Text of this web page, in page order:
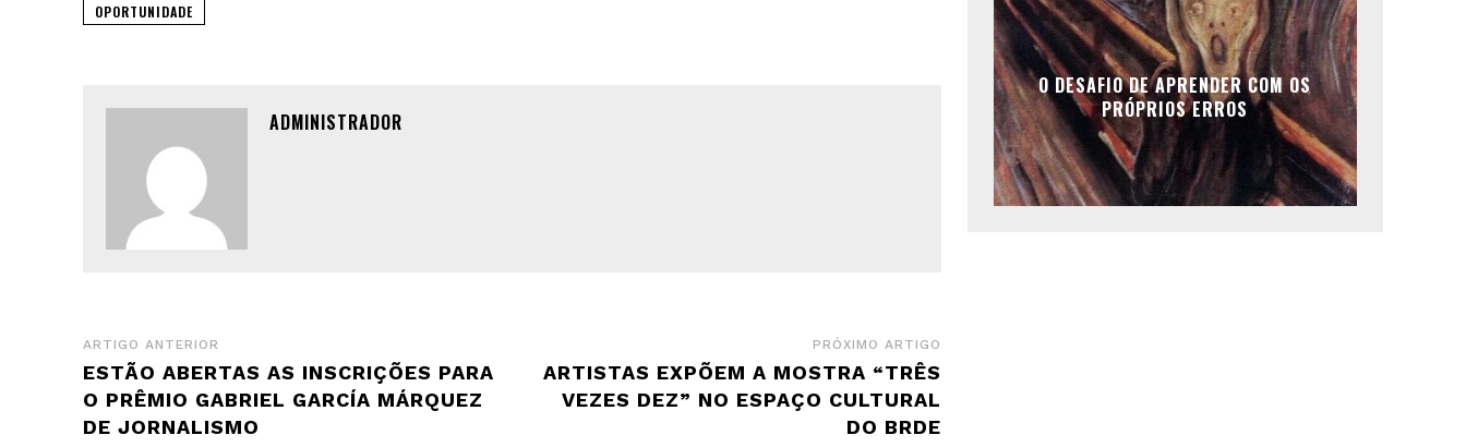
OPORTUNIDADE
ADMINISTRADOR
ARTIGO ANTERIOR
ESTÃO ABERTAS AS INSCRIÇÕES PARA
O PRÊMIO GABRIEL GARCÍA MÁRQUEZ
DE JORNALISMO
PRÓXIMO ARTIGO
ARTISTAS EXPÕEM A MOSTRA “TRÊS
VEZES DEZ” NO ESPAÇO CULTURAL
DO BRDE
O DESAFIO DE APRENDER COM OS
PRÓPRIOS ERROS